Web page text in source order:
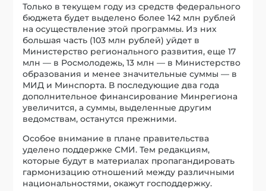
Только в текущем году из средств федерального
бюджета будет выделено более 142 млн рублей
на осуществление этой программы. Из них
большая часть (103 млн рублей) уйдет в
Министерство регионального развития, еще 17
млн — в Росмолодежь, 13 млн — в Министерство
образования и менее значительные суммы — в
МИД и Минспорта. В последующие два года
дополнительное финансирование Минрегиона
увеличится, а суммы, выделенные другим
ведомствам, останутся прежними.
Особое внимание в плане правительства
уделено поддержке СМИ. Тем редакциям,
которые будут в материалах пропагандировать
гармонизацию отношений между различными
национальностями, окажут господдержку.